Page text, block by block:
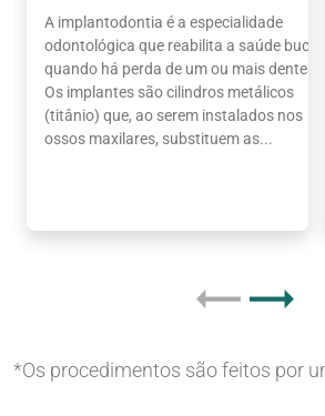
A implantodontia é a especialidade
odontológica que reabilita a saúde bucal
quando há perda de um ou mais dentes.
Os implantes são cilindros metálicos
(titânio) que, ao serem instalados nos
ossos maxilares, substituem as...
*Os procedimentos são feitos por